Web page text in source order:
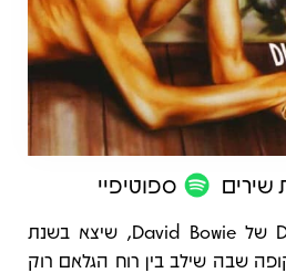
שירים ספוטיפיי
תיאור
האלבום Diamond Dogs של David Bowie, שיצא בשנת
שבה שילב בין רוח הגלאם רוק